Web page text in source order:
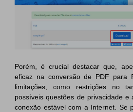
Porém, é crucial destacar que,
eficaz na conversão de PDF para
limitações, como restrições no
possíveis questões de privacidade e
conexão estável com a Internet. Se